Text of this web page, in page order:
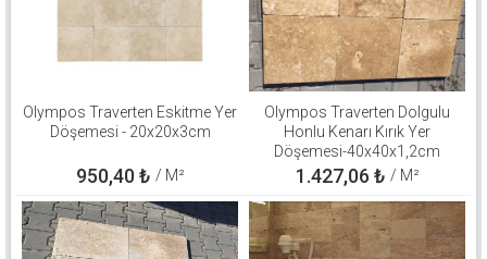
Olympos Traverten Eskitme Yer
Döşemesi - 20x20x3cm
950,40₺ / M²
Olympos Traverten Dolgulu
Honlu Kenarı Kırık Yer
Döşemesi-40x40x1,2cm
1.427,06 ₺ / M²